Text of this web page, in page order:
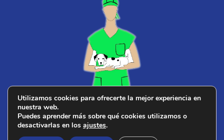
¿ Buscasveterinario cerca de ti?
Utilizamos cookies para ofrecerte la mejor experiencia en
nuestra web.
Puedes aprender más sobre qué cookies utilizamos o
desactivarlas en los ajustes.